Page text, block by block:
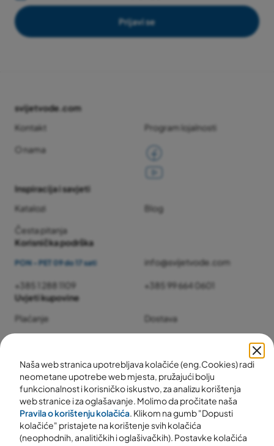
Naša web stranica upotrebljava kolačiće (eng.Cookies) radi
neometane upotrebe web mjesta, pružajući bolju
funkcionalnost i korisničko iskustvo, za analizu korištenja
web stranice i za oglašavanje. Molimo da pročitate naša
Pravila o korištenju kolačića. Klikom na gumb "Dopusti
kolačiće" pristajete na korištenje svih kolačića
(neophodnih, analitičkih i oglašivačkih). Postavke kolačića
Prijavi se
svijetvode.com
Kontakt
Program lojalnosti
O nama
Inspiracija i savjeti
Katalozi
Blog
Česta pitanja
Korisnička podrška
PON - PET 09 do 17 sati info@svijetvode.com
+385 1 288 1109
+385 99 664 0601
Uvjeti kupovine
Plaćanje
Dostava